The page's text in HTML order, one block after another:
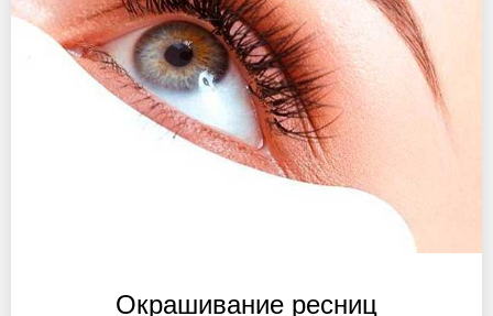
Окрашивание ресниц